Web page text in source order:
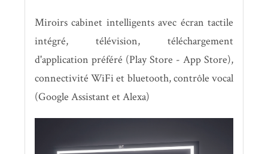
Miroirs cabinet intelligents avec écran tactile
intégré, télévision, téléchargement
d'application préféré (Play Store - App Store),
connectivité WiFi et bluetooth, contrôle vocal
(Google Assistant et Alexa)